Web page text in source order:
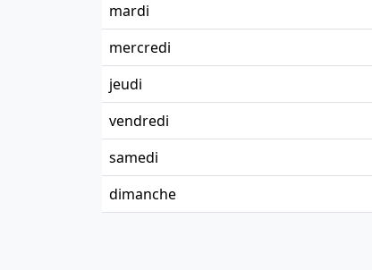
mardi
mercredi
jeudi
vendredi
samedi
dimanche